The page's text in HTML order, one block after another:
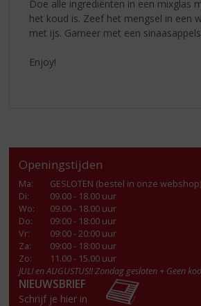
Doe alle ingrediënten in een mixglas
het koud is. Zeef het mengsel in een
met ijs. Garneer met een
Enjoy!
Openingstijden
Ma:
GESLOTEN (bestel in onze webshop)
Di:
09.00 - 18.00 uur
Wo:
09.00 - 18.00 uur
Do:
09:00 - 18:00 uur
Vr:
09:00 - 20:00 uur
Za:
09:00 - 18:00 uur
Zo:
11.00 - 15.00 uur
JULI en AUGUSTUS!! Zondag gesloten + Geen
NIEUWSBRIEF
Schrijf je hier in